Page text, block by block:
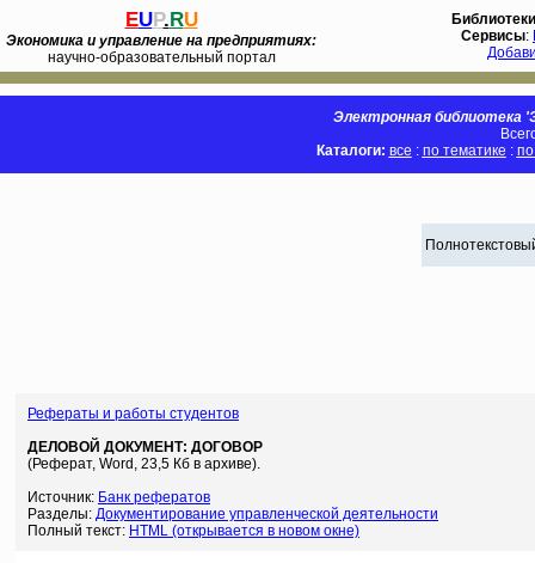
EUP.RU
Экономика и управление на предприятиях:
научно-образовательный портал
Библиотеки
Сервисы:
Электронная библиотека
Каталоги: все : по тематике :
Рефераты и работы студентов
ДЕЛОВОЙ ДОКУМЕНТ: ДОГОВОР
(Реферат, Word, 23,5 Кб в архиве).
Источник: Банк рефератов
Разделы: Документирование управленческой деятельности
Полный текст: HTML (открывается в новом окне)